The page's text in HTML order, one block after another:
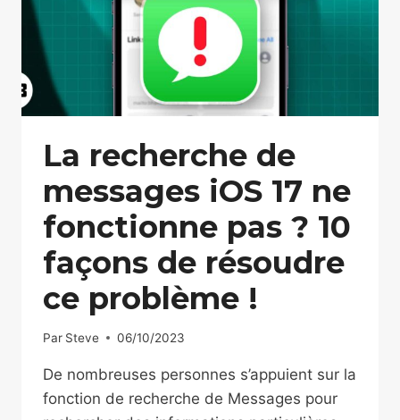
La recherche de
messages iOS 17 ne
fonctionne pas ? 10
façons de résoudre
ce problème !
Par Steve 06/10/2023
De nombreuses personnes s’appuient sur la
fonction de recherche de Messages pour